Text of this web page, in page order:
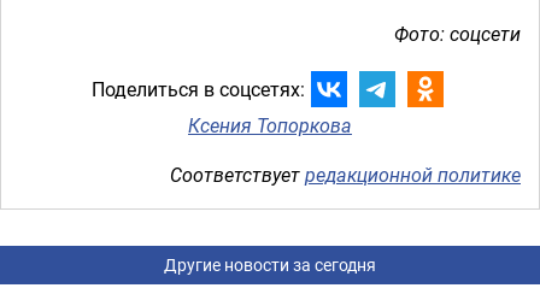
Фото: соцсети
Поделиться в соцсетях:
Ксения Топоркова
Соответствуетредакционной политике
Другие новости за сегодня